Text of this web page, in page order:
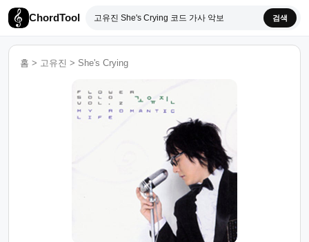
ChordTool 검색
홈 > 고유진 > She's Crying